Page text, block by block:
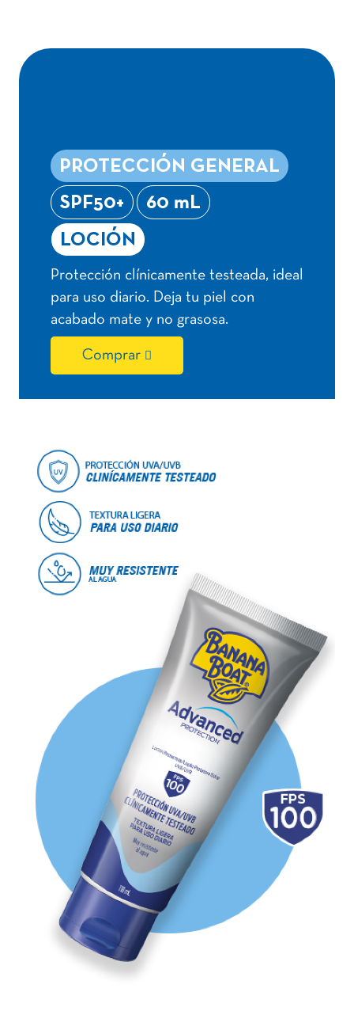
PROTECCIÓN GENERAL
SPF50+
60 mL
LOCIÓN
Protección clínicamente testeada, ideal
para uso diario. Deja tu piel con
acabado mate y no grasosa.
Comprar